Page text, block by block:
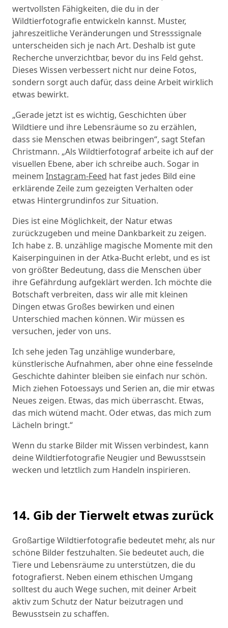
wertvollsten Fähigkeiten, die du in der
Wildtierfotografie entwickeln kannst. Muster,
jahreszeitliche Veränderungen und Stresssignale
unterscheiden sich je nach Art. Deshalb ist gute
Recherche unverzichtbar, bevor du ins Feld gehst.
Dieses Wissen verbessert nicht nur deine Fotos,
sondern sorgt auch dafür, dass deine Arbeit wirklich
etwas bewirkt.
„Gerade jetzt ist es wichtig, Geschichten über
Wildtiere und ihre Lebensräume so zu erzählen,
dass sie Menschen etwas beibringen“, sagt Stefan
Christmann. „Als Wildtierfotograf arbeite ich auf der
visuellen Ebene, aber ich schreibe auch. Sogar in
meinem Instagram-Feed hat fast jedes Bild eine
erklärende Zeile zum gezeigten Verhalten oder
etwas Hintergrundinfos zur Situation.
Dies ist eine Möglichkeit, der Natur etwas
zurückzugeben und meine Dankbarkeit zu zeigen.
Ich habe z. B. unzählige magische Momente mit den
Kaiserpinguinen in der Atka-Bucht erlebt, und es ist
von größter Bedeutung, dass die Menschen über
ihre Gefährdung aufgeklärt werden. Ich möchte die
Botschaft verbreiten, dass wir alle mit kleinen
Dingen etwas Großes bewirken und einen
Unterschied machen können. Wir müssen es
versuchen, jeder von uns.
Ich sehe jeden Tag unzählige wunderbare,
künstlerische Aufnahmen, aber ohne eine fesselnde
Geschichte dahinter bleiben sie einfach nur schön.
Mich ziehen Fotoessays und Serien an, die mir etwas
Neues zeigen. Etwas, das mich überrascht. Etwas,
das mich wütend macht. Oder etwas, das mich zum
Lächeln bringt.“
Wenn du starke Bilder mit Wissen verbindest, kann
deine Wildtierfotografie Neugier und Bewusstsein
wecken und letztlich zum Handeln inspirieren.
14. Gib der Tierwelt etwas zurück
Großartige Wildtierfotografie bedeutet mehr, als nur
schöne Bilder festzuhalten. Sie bedeutet auch, die
Tiere und Lebensräume zu unterstützen, die du
fotografierst. Neben einem ethischen Umgang
solltest du auch Wege suchen, mit deiner Arbeit
aktiv zum Schutz der Natur beizutragen und
Bewusstsein zu schaffen.